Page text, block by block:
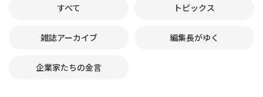
すべて トピックス
雑誌アーカイブ 編集長がゆく
企業家たちの金言